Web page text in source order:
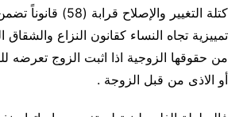
كتلة التغيير والإصلاح
تمييزية تجاه النساء كقانون النزاع والشقاق
من حقوقها الزوجية اذا اثبت الزوج تعرضه
أو الاذى من قبل الزوجة .